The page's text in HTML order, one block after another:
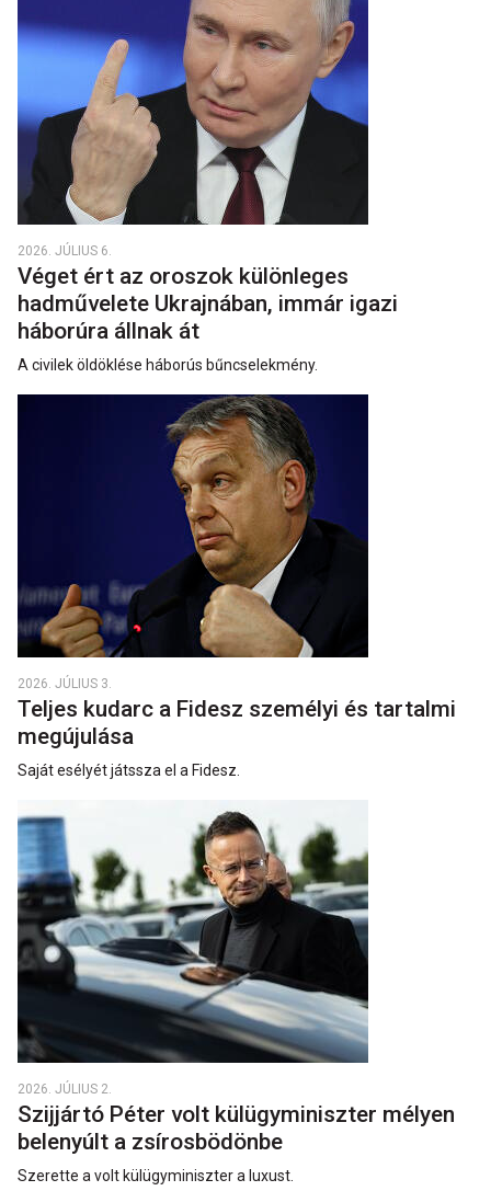
2026. JÚLIUS 6.
Véget ért az oroszok különleges
hadművelete Ukrajnában, immár igazi
háborúra állnak át
A civilek öldöklése háborús bűncselekmény.
2026. JÚLIUS 3.
Teljes kudarc a Fidesz személyi és tartalmi
megújulása
Saját esélyét játssza el a Fidesz.
2026. JÚLIUS 2.
Szijjártó Péter volt külügyminiszter mélyen
belenyúlt a zsírosbödönbe
Szerette a volt külügyminiszter a luxust.